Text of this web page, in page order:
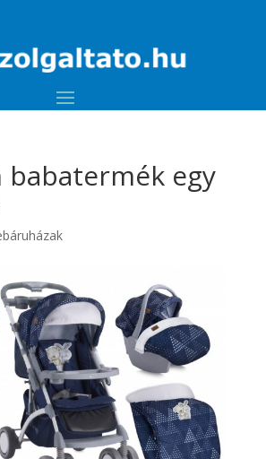
babatermék egy